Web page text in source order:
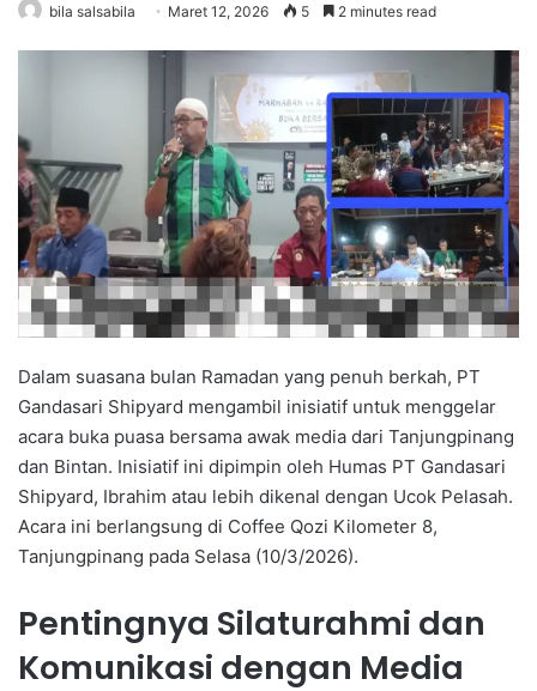
bila salsabila Maret 12, 2026 5 2 minutes read
Dalam suasana bulan Ramadan yang penuh berkah, PT
Gandasari Shipyard mengambil inisiatif untuk menggelar
acara buka puasa bersama awak media dari Tanjungpinang
dan Bintan. Inisiatif ini dipimpin oleh Humas PT Gandasari
Shipyard, Ibrahim atau lebih dikenal dengan Ucok Pelasah.
Acara ini berlangsung di Coffee Qozi Kilometer 8,
Tanjungpinang pada Selasa (10/3/2026).
Pentingnya Silaturahmi dan
Komunikasi dengan Media